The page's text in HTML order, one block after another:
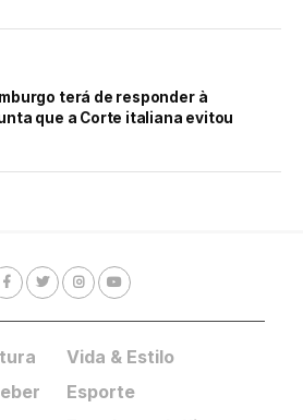
terá de responder à
que a Corte italiana evitou
Vida & Estilo
Esporte